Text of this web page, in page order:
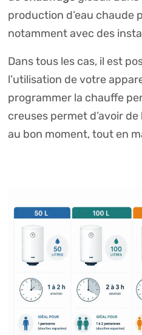
production d’eau chaude
notamment avec des
Dans tous les cas, il est
l’utilisation de votre
programmer la chauffe
creuses permet d’avoir
au bon moment, tout en